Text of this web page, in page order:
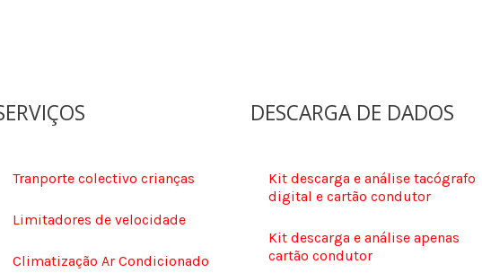
Tranporte colectivo crianças
Limitadores de velocidade
Climatização Ar Condicionado
DESCARGA DE DADOS
Kit descarga e análise tacógrafo
digital e cartão condutor
Kit descarga e análise apenas
cartão condutor